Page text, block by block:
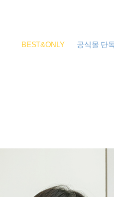
BEST&ONLY 공식몰 단